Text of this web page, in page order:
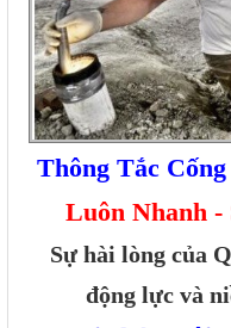
Thông Tắc
Luôn Nhanh -
Sự hài lòng của
động lực và